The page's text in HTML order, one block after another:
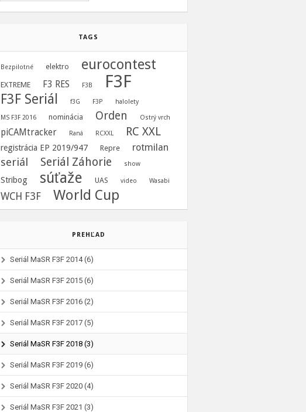
TAGS
Bezpilotné elektro eurocontest
EXTREME F3 RES F3B F3F
F3F Seriál f3G F3P halolety
MS F3F 2016 nominácia Orden Ostrý vrch
piCAMtracker Raná RCXXL RC XXL
registrácia EP 2019/947 Repre rotmilan
seriál Seriál Záhorie show
Stribog súťaže UAS video Wasabi
WCH F3F World Cup
PREHĽAD
Seriál MaSR F3F 2014(6)
Seriál MaSR F3F 2015 (6)
Seriál MaSR F3F 2016 (2)
Seriál MaSR F3F 2017 (5)
Seriál MaSR F3F 2018 (3)
Seriál MaSR F3F 2019 (6)
Seriál MaSR F3F 2020 (4)
Seriál MaSR F3F 2021 (3)